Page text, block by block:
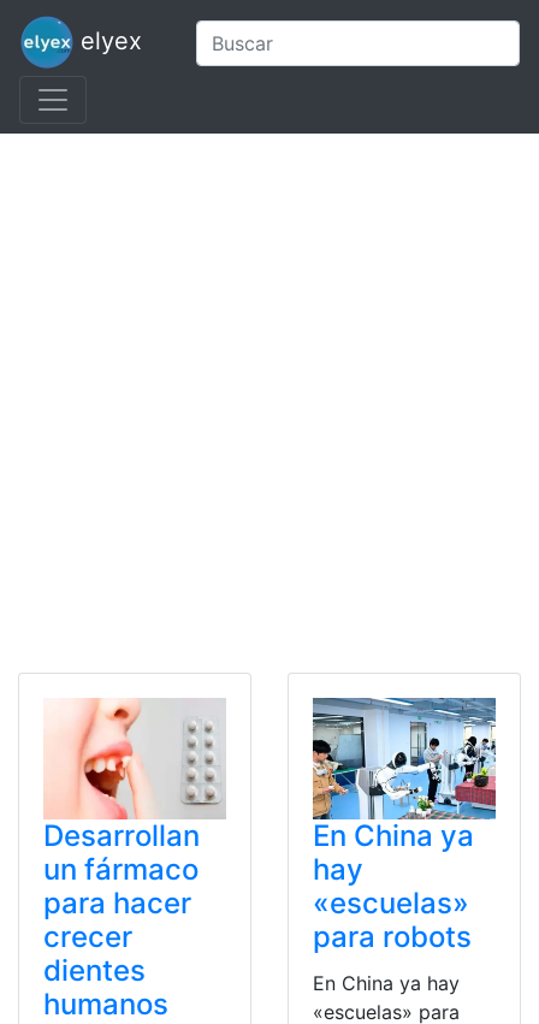
elyex
Desarrollan
un fármaco
para hacer
crecer
dientes
humanos
En China ya
hay
«escuelas»
para robots
En China ya hay
«escuelas» para